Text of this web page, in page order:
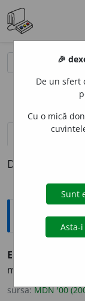
definiții (1)
Definiția cu ID-
EMENAG
menstruația. (<
sursa:MDN '00
🎉
De un sfert
Cu o mică